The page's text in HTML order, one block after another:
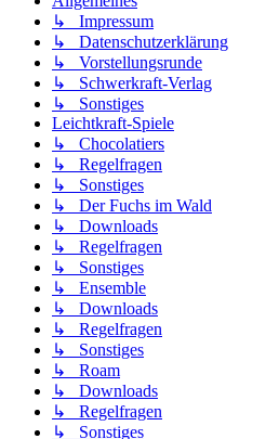
↳ Impressum
↳ Datenschutzerklärung
↳ Vorstellungsrunde
↳ Schwerkraft-Verlag
↳ Sonstiges
Leichtkraft-Spiele
↳ Chocolatiers
↳ Regelfragen
↳ Sonstiges
↳ Der Fuchs im Wald
↳ Downloads
↳ Regelfragen
↳ Sonstiges
↳ Ensemble
↳ Downloads
↳ Regelfragen
↳ Sonstiges
↳ Roam
↳ Downloads
↳ Regelfragen
↳ Sonstiges